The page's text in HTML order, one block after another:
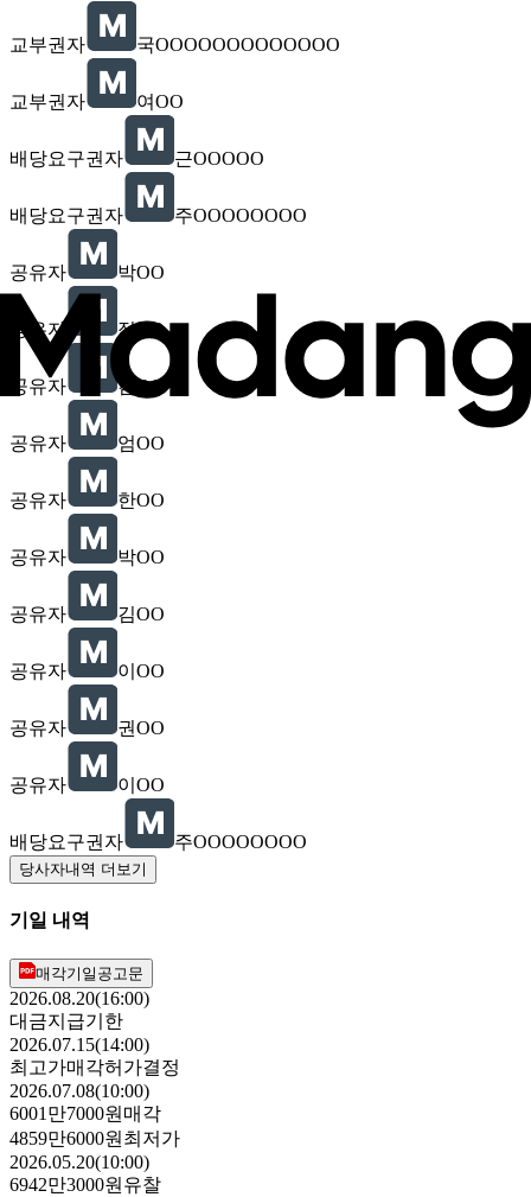
교부권자 국OOOOOOOOOOOOO
교부권자 여OO
배당요구권자 근OOOOO
배당요구권자 주OOOOOOOO
공유자 박OO
공유자 정OO
공유자 김OO
공유자 엄OO
공유자 한OO
공유자 박OO
공유자 김OO
공유자 이OO
공유자 권OO
공유자 이OO
배당요구권자 주OOOOOOOO
당사자내역 더보기
기일 내역
매각기일공고문
2026.08.20(16:00)
대금지급기한
2026.07.15(14:00)
최고가매각허가결정
2026.07.08(10:00)
6001만7000원 매각
4859만6000원 최저가
2026.05.20(10:00)
6942만3000원 유찰